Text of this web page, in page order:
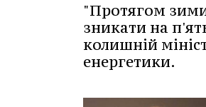
"Протягом
зникати на
колишній
енергетики.